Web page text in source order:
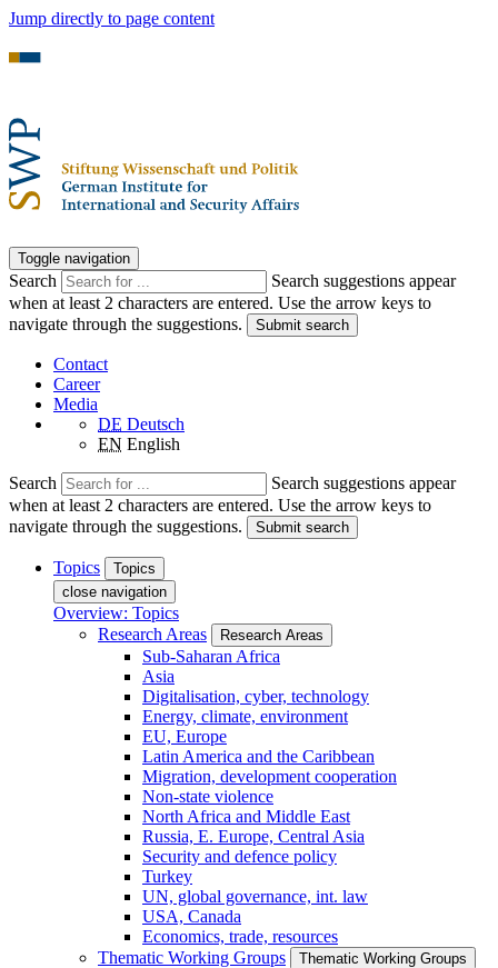
Jump directly to page content
Toggle navigation
Search
Search suggestions appear
when at least 2 characters are entered. Use the arrow keys to
navigate through the suggestions.
Submit search
Contact
Career
Media
DE Deutsch
EN English
Search
Search suggestions appear
when at least 2 characters are entered. Use the arrow keys to
navigate through the suggestions.
Submit search
Topics
Topics
close navigation
Overview: Topics
Research Areas
Research Areas
Sub-Saharan Africa
Asia
Digitalisation, cyber, technology
Energy, climate, environment
EU, Europe
Latin America and the Caribbean
Migration, development cooperation
Non-state violence
North Africa and Middle East
Russia, E. Europe, Central Asia
Security and defence policy
Turkey
UN, global governance, int. law
USA, Canada
Economics, trade, resources
Thematic Working Groups
Thematic Working Groups